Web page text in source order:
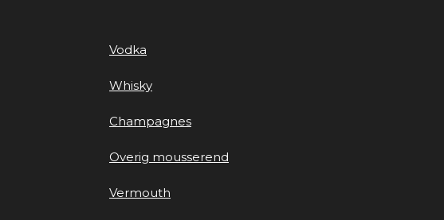
Vodka
Whisky
Champagnes
Overig mousserend
Vermouth